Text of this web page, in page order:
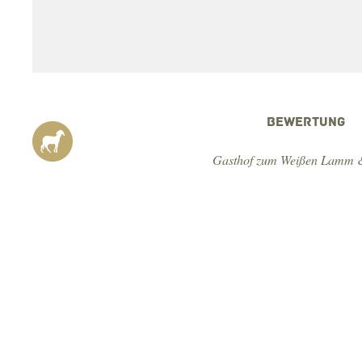
BEWERTUNG
Gasthof zum Weißen Lamm